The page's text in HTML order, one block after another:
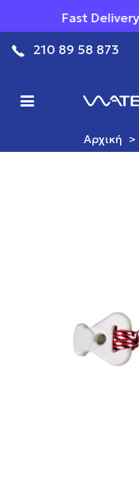
Fast Delivery &
210 89 58 873
Αρχική >